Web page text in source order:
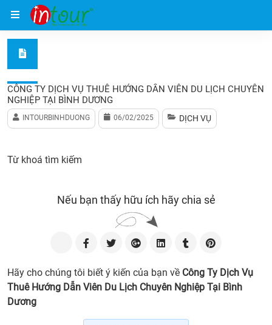
Trang chủ Dịch vụ
CÔNG TY DỊCH VỤ THUÊ HƯỚNG DẪN VIÊN DU LỊCH CHUYÊN
NGHIỆP TẠI BÌNH DƯƠNG
INTOURBINHDUONG 06/02/2025 DỊCH VỤ
Từ khoá tìm kiếm
Nếu bạn thấy hữu ích hãy chia sẻ
Hãy cho chúng tôi biết ý kiến của bạn về Công Ty Dịch Vụ
Thuê Hướng Dẫn Viên Du Lịch Chuyên Nghiệp Tại Bình
Dương